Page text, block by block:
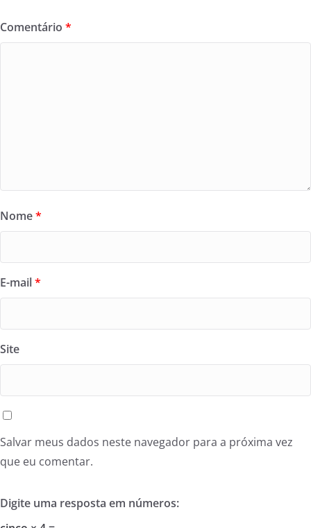
Comentário *
Nome*
E-mail*
Site
Salvar meus dados neste navegador para a próxima vez
que eu comentar.
Digite uma resposta em números: